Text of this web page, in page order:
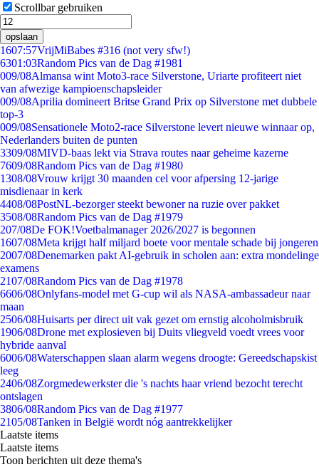
Scrollbar gebruiken
opslaan
1607:57VrijMiBabes #316 (not very sfw!)
6301:03Random Pics van de Dag #1981
009/08Almansa wint Moto3-race Silverstone, Uriarte profiteert niet
van afwezige kampioenschapsleider
009/08Aprilia domineert Britse Grand Prix op Silverstone met dubbele
top-3
009/08Sensationele Moto2-race Silverstone levert nieuwe winnaar op,
Nederlanders buiten de punten
3309/08MIVD-baas lekt via Strava routes naar geheime kazerne
7609/08Random Pics van de Dag #1980
1308/08Vrouw krijgt 30 maanden cel voor afpersing 12-jarige
misdienaar in kerk
4408/08PostNL-bezorger steekt bewoner na ruzie over pakket
3508/08Random Pics van de Dag #1979
207/08De FOK!Voetbalmanager 2026/2027 is begonnen
1607/08Meta krijgt half miljard boete voor mentale schade bij jongeren
2007/08Denemarken pakt AI-gebruik in scholen aan: extra mondelinge
examens
2107/08Random Pics van de Dag #1978
6606/08Onlyfans-model met G-cup wil als NASA-ambassadeur naar
maan
2506/08Huisarts per direct uit vak gezet om ernstig alcoholmisbruik
1906/08Drone met explosieven bij Duits vliegveld voedt vrees voor
hybride aanval
6006/08Waterschappen slaan alarm wegens droogte: Gereedschapskist
leeg
2406/08Zorgmedewerkster die 's nachts haar vriend bezocht terecht
ontslagen
3806/08Random Pics van de Dag #1977
2105/08Tanken in België wordt nóg aantrekkelijker
Laatste items
Laatste items
Toon berichten uit deze thema's